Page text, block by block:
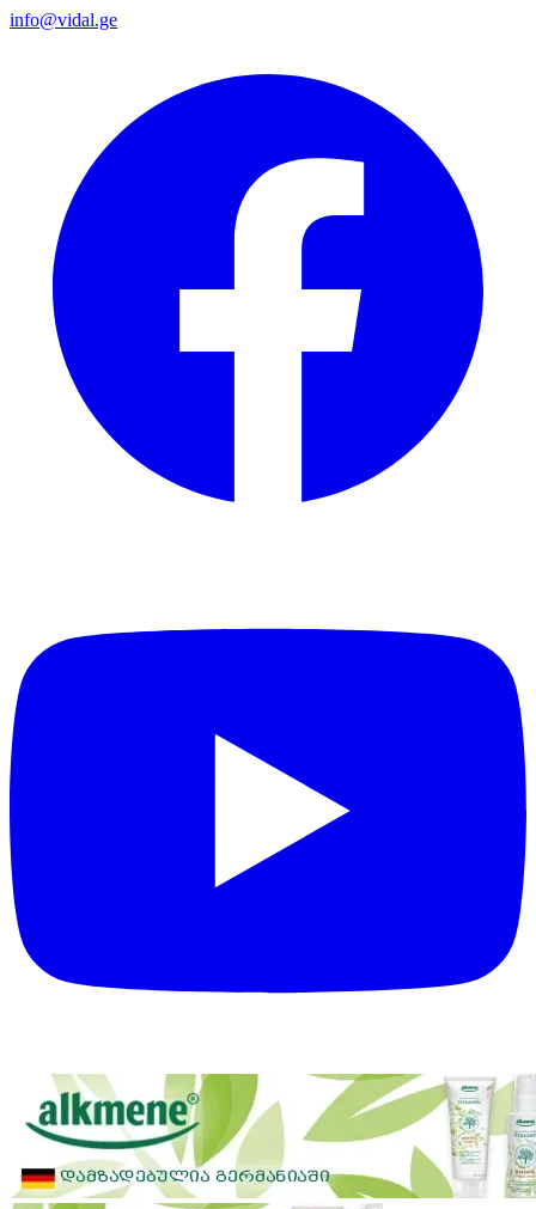
info@vidal.ge